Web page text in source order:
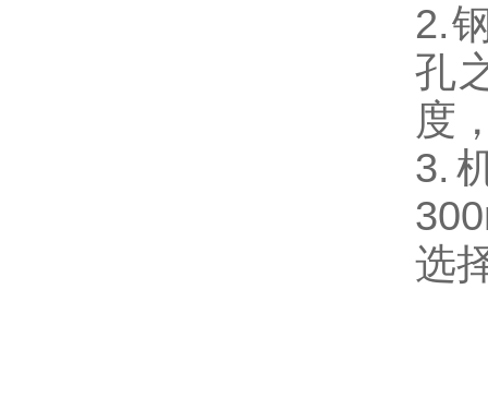
2.
孔
度
3.
选